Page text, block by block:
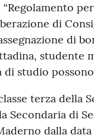
di
di
studente
studio
terza della
Secondaria di
dalla data